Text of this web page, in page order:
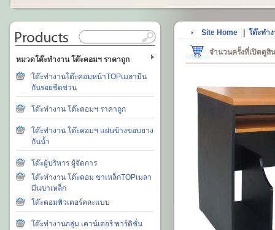
หมวดโต๊ะทำงาน โต๊ะคอมฯ ราคาถูก
โต๊ะทำงานโต๊ะคอมหน้าTOPเมลามีน
กันรอยขีดข่วน
โต๊ะทำงาน โต๊ะคอมฯ ราคาถูก
โต๊ะทำงาน โต๊ะคอมฯ แผ่นข้างขอบยาง
กันน้ำ
โต๊ะผู้บริหาร ผู้จัดการ
โต๊ะทำงาน โต๊ะคอม ขาเหล็กTOPเมลา
มีนขาเหล็ก
โต๊ะคอมพิวเตอร์คละแบบ
โต๊ะทำงานกลุ่ม เคาน์เตอร์ พาร์ติชั่น
Site Home โต๊ะทำ
จำนวนครั้งที่เปิดดูสิ